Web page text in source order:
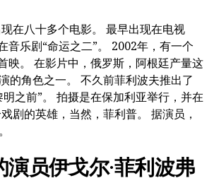
在八十多个电影。 最早出现在电视
音乐剧“命运之二”。 2002年，有一个
映。 在影片中，俄罗斯，阿根廷产量这
的角色之一。 不久前菲利波夫推出了
之前”。 拍摄是在保加利亚举行，并在
剧的英雄，当然，菲利普。 据演员，
员伊戈尔·菲利波弗